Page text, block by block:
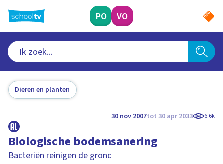
naar
hoofdinhoud
PO VO
Dieren en planten
30 nov 2007tot 30 apr 2033 6.6k
Biologische bodemsanering
Bacteriën reinigen de grond